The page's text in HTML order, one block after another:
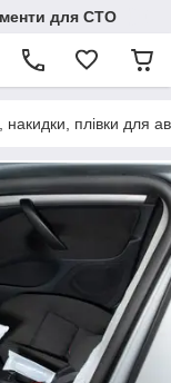
для СТО
накидки, плівки для